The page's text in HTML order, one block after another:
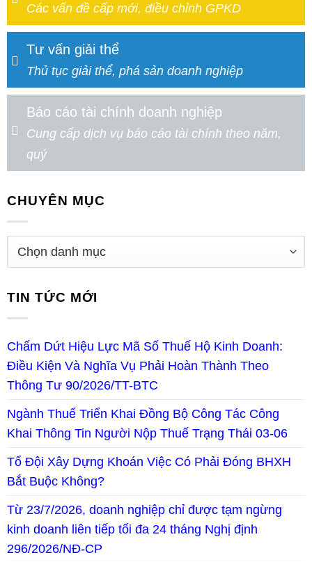
Các vấn đề cấp mới, điều chỉnh GPKD
Tư vấn giải thể
Thủ tục giải thể, phá sản doanh nghiệp
Báo cáo tài chính doanh nghiệp
Cung cấp dịch vụ báo cáo tài chính theo năm,
quý
CHUYÊN MỤC
TIN TỨC MỚI
Chấm Dứt Hiệu Lực Mã Số Thuế Hộ Kinh Doanh:
Điều Kiện Và Nghĩa Vụ Phải Hoàn Thành Theo
Thông Tư 90/2026/TT-BTC
Ngành Thuế Triển Khai Đồng Bộ Công Tác Công
Khai Thông Tin Người Nộp Thuế Trạng Thái 03-06
Tổ Đội Xây Dựng Khoán Việc Có Phải Đóng BHXH
Bắt Buộc Không?
Từ 23/7/2026, doanh nghiệp chỉ được tạm ngừng
kinh doanh liên tiếp tối đa 24 tháng Nghị định
296/2026/NĐ-CP